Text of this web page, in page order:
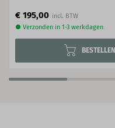
€ 195,00
● Verzonden in 1-3 werkdagen
BESTELLEN